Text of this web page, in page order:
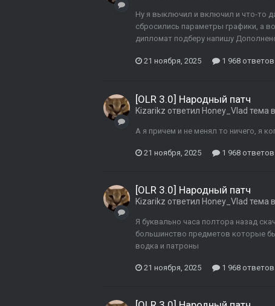
Ну я выключил и включил и что-то
сбросились параметры графики, а
дипломат подберу напишу
21 ноября, 2025 1 968 ответов
[OLR 3.0] Народный патч
Kizarikz ответил Honey_Vlad тема в
А я причем и не менял то ничего, я
21 ноября, 2025 1 968 ответов
[OLR 3.0] Народный патч
Kizarikz ответил Honey_Vlad тема в
Я буквально часа полтора назад
большинство предметов которые
водка и патроны
21 ноября, 2025 1 968 ответов